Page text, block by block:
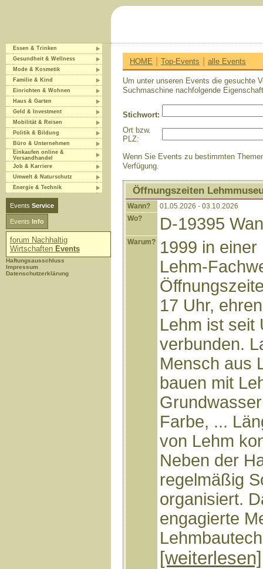
Essen & Trinken
Gesundheit & Wellness
Mode & Kosmetik
Familie & Kind
Einrichten & Wohnen
Haus & Garten
Geld & Investment
Mobilität & Reisen
Politik & Bildung
Büro & Unternehmen
Einkaufen online &
Versandhandel
Job & Karriere
Umwelt & Naturschutz
Energie & Technik
Events Service
Events Info
forum Nachhaltig
Wirtschaften Events
Haftungsausschluss
Impressum
Datenschutzerklärung
HOME | Top-Events | alle Events
Um unter unseren Events die gesuchte
Suchmaschine nachfolgende
Stichwort:
Ort bzw.
PLZ:
Wenn Sie Events zu bestimmten
Verfügung.
Öffnungszeiten
Wann?
01.05.2026 - 03.10.2026
Wo?
D-19395
Warum?
1999 in
Lehm-
17 Uhr,
Lehm ist seit
verbunden.
Mensch aus
bauen mit
Farbe, ...
von Lehm
Neben der
regelmäßig
organisiert.
engagierte
[weiterlesen]